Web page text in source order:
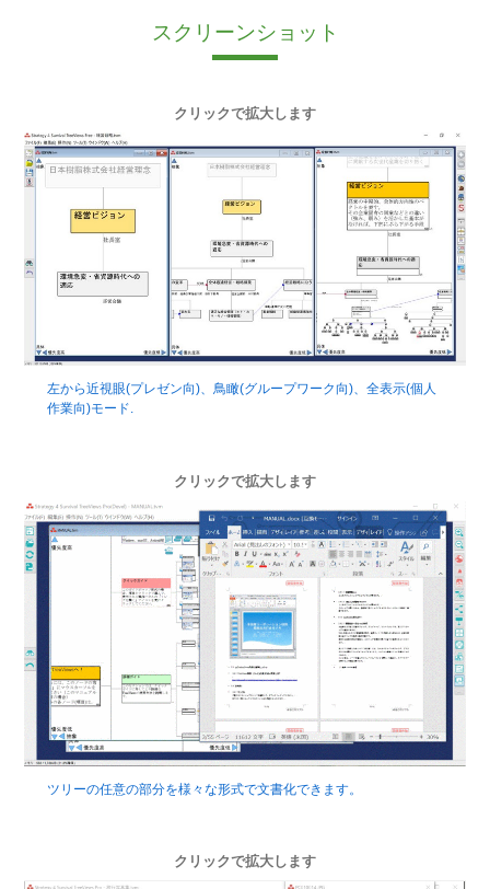
スクリーンショット
クリックで拡大します
左から近視眼(プレゼン向)、鳥瞰(グループワーク向)、全表示(個人
作業向)モード.
クリックで拡大します
ツリーの任意の部分を様々な形式で文書化できます。
クリックで拡大します